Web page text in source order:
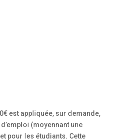
est appliquée, sur demande,
(moyennant une
pour les étudiants. Cette